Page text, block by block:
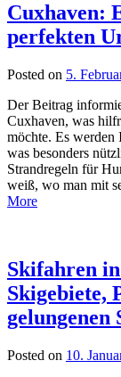
Cuxhaven:
perfekten
Posted on 5.
Der Beitrag
Cuxhaven, was
möchte. Es
was besonders
Strandregeln für
weiß, wo man mit
More
Skifahren
Skigebiete,
Posted on 10.